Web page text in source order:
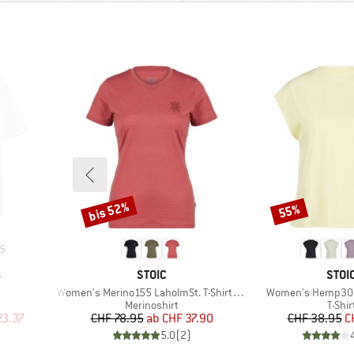
5
Preis
MARKE
STOIC
Artikel
Women's Merino155 LaholmSt. T-Shirt Daisy Flower
Produktgruppe
Merinoshirt
Preis
CHF 78.95 reduzierter Preis
ab CHF 37.90
5.0(2)
Rabatt
bis 52%
Artikel
Women's Hemp30
T-
CHF 38.95
Rabatt
55%